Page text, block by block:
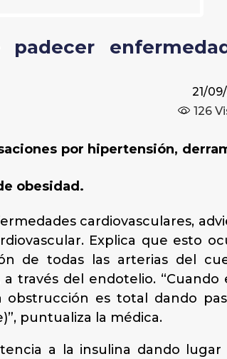
21/
126
por hipertensión,
obesidad.
cardiovasculares,
Explica que esto
de todas las arterias del
través del endotelio. “Cuando
es total dando
puntualiza la médica.
a la insulina dando lugar